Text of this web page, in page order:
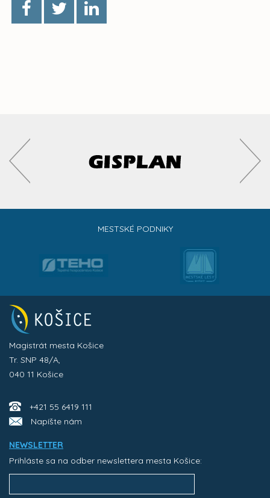
MESTSKÉ PODNIKY
Magistrát mesta Košice
Tr. SNP 48/A,
040 11 Košice
+421 55 6419 111
Napíšte nám
NEWSLETTER
Prihláste sa na odber newslettera mesta Košice: